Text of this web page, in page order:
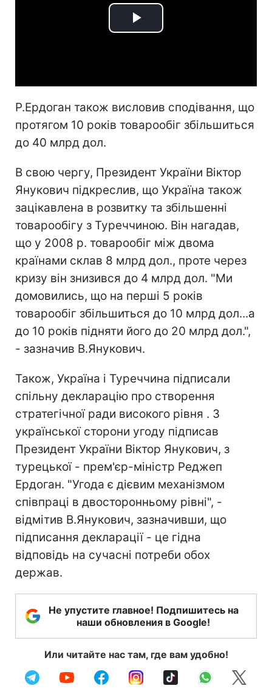
Play
Р.Ердоган також висловив сподівання, що
протягом 10 років товарообіг збільшиться
до 40 млрд дол.
В свою чергу, Президент України Віктор
Янукович підкреслив, що Україна також
зацікавлена в розвитку та збільшенні
товарообігу з Туреччиною. Він нагадав,
що у 2008 р. товарообіг між двома
країнами склав 8 млрд дол., проте через
кризу він знизився до 4 млрд дол. "Ми
домовились, що на перші 5 років
товарообіг збільшиться до 10 млрд дол...а
до 10 років підняти його до 20 млрд дол.",
- зазначив В.Янукович.
Також, Україна і Туреччина підписали
спільну декларацію про створення
стратегічної ради високого рівня . З
української сторони угоду підписав
Президент України Віктор Янукович, з
турецької - прем'єр-міністр Реджеп
Ердоган. "Угода є дієвим механізмом
співпраці в двосторонньому рівні", -
відмітив В.Янукович, зазначивши, що
підписання декларації - це гідна
відповідь на сучасні потреби обох
держав.
Не упустите главное! Подпишитесь на
наши обновления в Google!
Или читайте нас там, где вам удобно!